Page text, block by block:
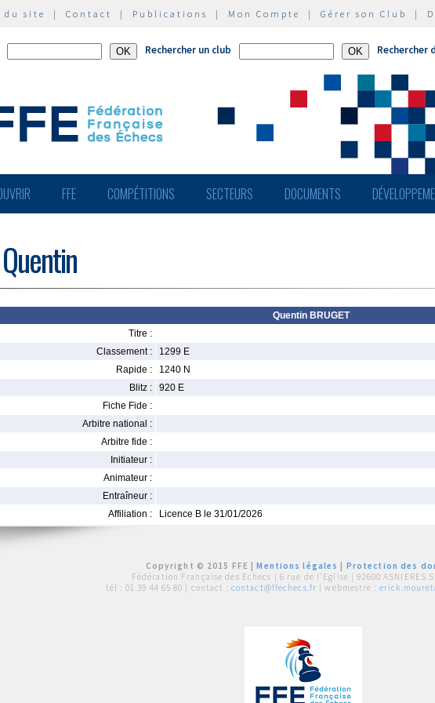
du site | Contact | Publications | Mon Compte | Gérer son Club |
Rechercher un club Rechercher
FFE COMPÉTITIONS SECTEURS DOCUMENTS
Quentin BRUGET
Titre :
Classement :
1299 E
Rapide :
1240 N
Blitz :
920 E
Fiche Fide :
Arbitre national :
Arbitre fide :
Initiateur :
Animateur :
Entraîneur :
Affiliation :
Licence B le 31/01/2026
Copyright © 2015 FFE |Mentions légales
Protection des
Fédération Française des Echecs | 6 rue de l'Eglise | 92600 ASNIERES
tél : 01 39 44 65 80 | contact : contact@ffechecs.fr | webmestre :